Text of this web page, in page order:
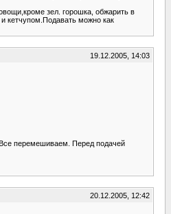
зел. горошка, обжарить в
кетчупом.Подавать можно как
19.12.2005, 14:03
перемешиваем. Перед подачей
20.12.2005, 12:42